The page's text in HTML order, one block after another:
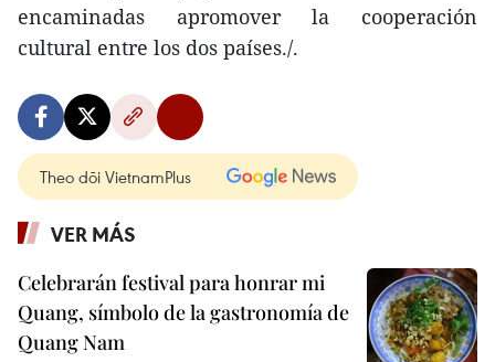
encaminadas apromover la cooperación
cultural entre los dos países./.
Theo dõi VietnamPlus
VER MÁS
Celebrarán festival para honrar mi
Quang, símbolo de la gastronomía de
Quang Nam